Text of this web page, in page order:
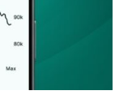
Pakolliset